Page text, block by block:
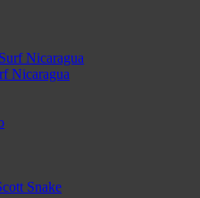
Nicaragua